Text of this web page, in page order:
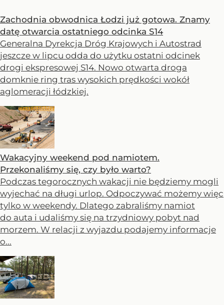
Zachodnia obwodnica Łodzi już gotowa. Znamy
datę otwarcia ostatniego odcinka S14
Generalna Dyrekcja Dróg Krajowych i Autostrad
jeszcze w lipcu odda do użytku ostatni odcinek
drogi ekspresowej S14. Nowo otwarta droga
domknie ring tras wysokich prędkości wokół
aglomeracji łódzkiej.
Wakacyjny weekend pod namiotem.
Przekonaliśmy się, czy było warto?
Podczas tegorocznych wakacji nie będziemy mogli
wyjechać na długi urlop. Odpoczywać możemy więc
tylko w weekendy. Dlatego zabraliśmy namiot
do auta i udaliśmy się na trzydniowy pobyt nad
morzem. W relacji z wyjazdu podajemy informacje
o...